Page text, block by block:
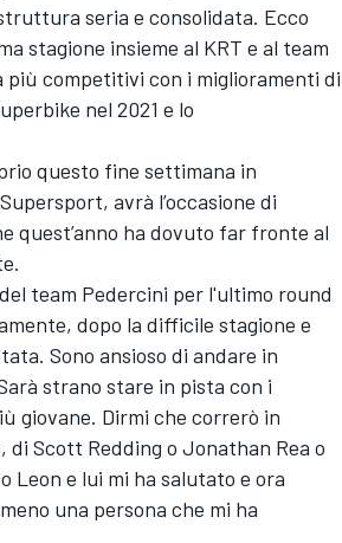
seria e consolidata. Ecco
stagione insieme al KRT e al team
più competitivi con i miglioramenti di
nel 2021 e lo
questo fine settimana in
avrà l’occasione di
quest’anno ha dovuto far fronte al
team Pedercini per l'ultimo round
dopo la difficile stagione e
Sono ansioso di andare in
strano stare in pista con i
giovane. Dirmi che correrò in
di Scott Redding o Jonathan Rea o
Leon e lui mi ha salutato e ora
una persona che mi ha